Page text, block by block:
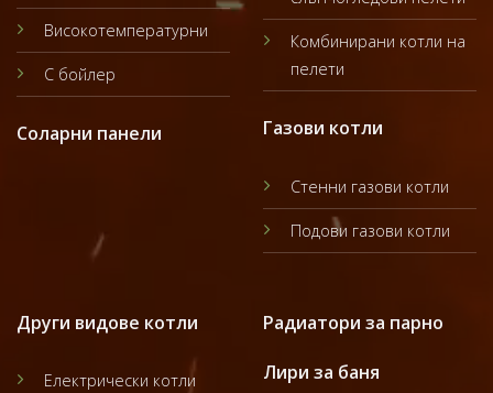
Високотемпературни
С бойлер
Соларни панели
Комбинирани котли на
пелети
Газови котли
Стенни газови котли
Подови газови котли
Други видове котли
Електрически котли
Радиатори за парно
Лири за баня